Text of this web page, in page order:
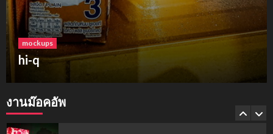
โฟม
ฮาร์เบอร์แลนด์ ขอนแก่น
งานม๊อคอัพ
mockups
ม็อคอัพน้ำมันวังว่าน
1